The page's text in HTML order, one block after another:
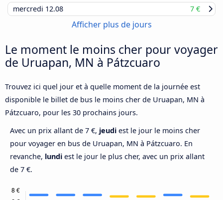
mercredi 12.08 7 €
Afficher plus de jours
Le moment le moins cher pour voyager
de Uruapan, MN à Pátzcuaro
Trouvez ici quel jour et à quelle moment de la journée est
disponible le billet de bus le moins cher de Uruapan, MN à
Pátzcuaro, pour les 30 prochains jours.
Avec un prix allant de 7 €, jeudi est le jour le moins cher
pour voyager en bus de Uruapan, MN à Pátzcuaro. En
revanche, lundi est le jour le plus cher, avec un prix allant
de 7 €.